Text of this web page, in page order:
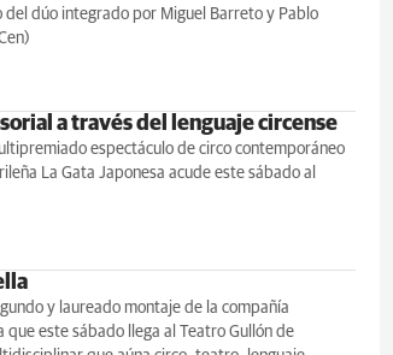
del dúo integrado por Miguel Barreto y Pablo
a través del lenguaje circense
espectáculo de circo contemporáneo
La Gata Japonesa acude este sábado al
y laureado montaje de la compañía
que este sábado llega al Teatro Gullón de